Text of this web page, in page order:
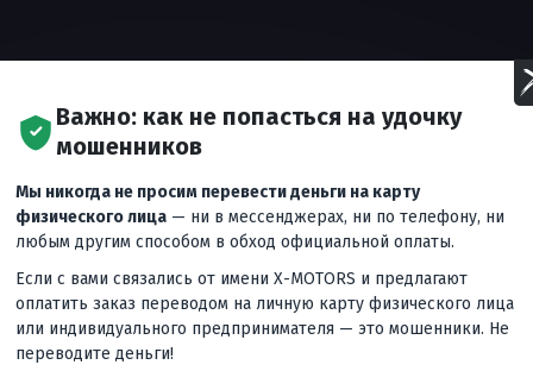
комплектацию, особенности конструкции, двигатель,
с неровностями и бездорожьем, и отвечаем на главный
Важно: как не попасться на удочку
мошенников
Мы никогда не просим перевести деньги на карту
физического лица — ни в мессенджерах, ни по телефону, ни
любым другим способом в обход официальной оплаты.
Если с вами связались от имени X-MOTORS и предлагают
оплатить заказ переводом на личную карту физического лица
или индивидуального предпринимателя — это мошенники. Не
переводите деньги!